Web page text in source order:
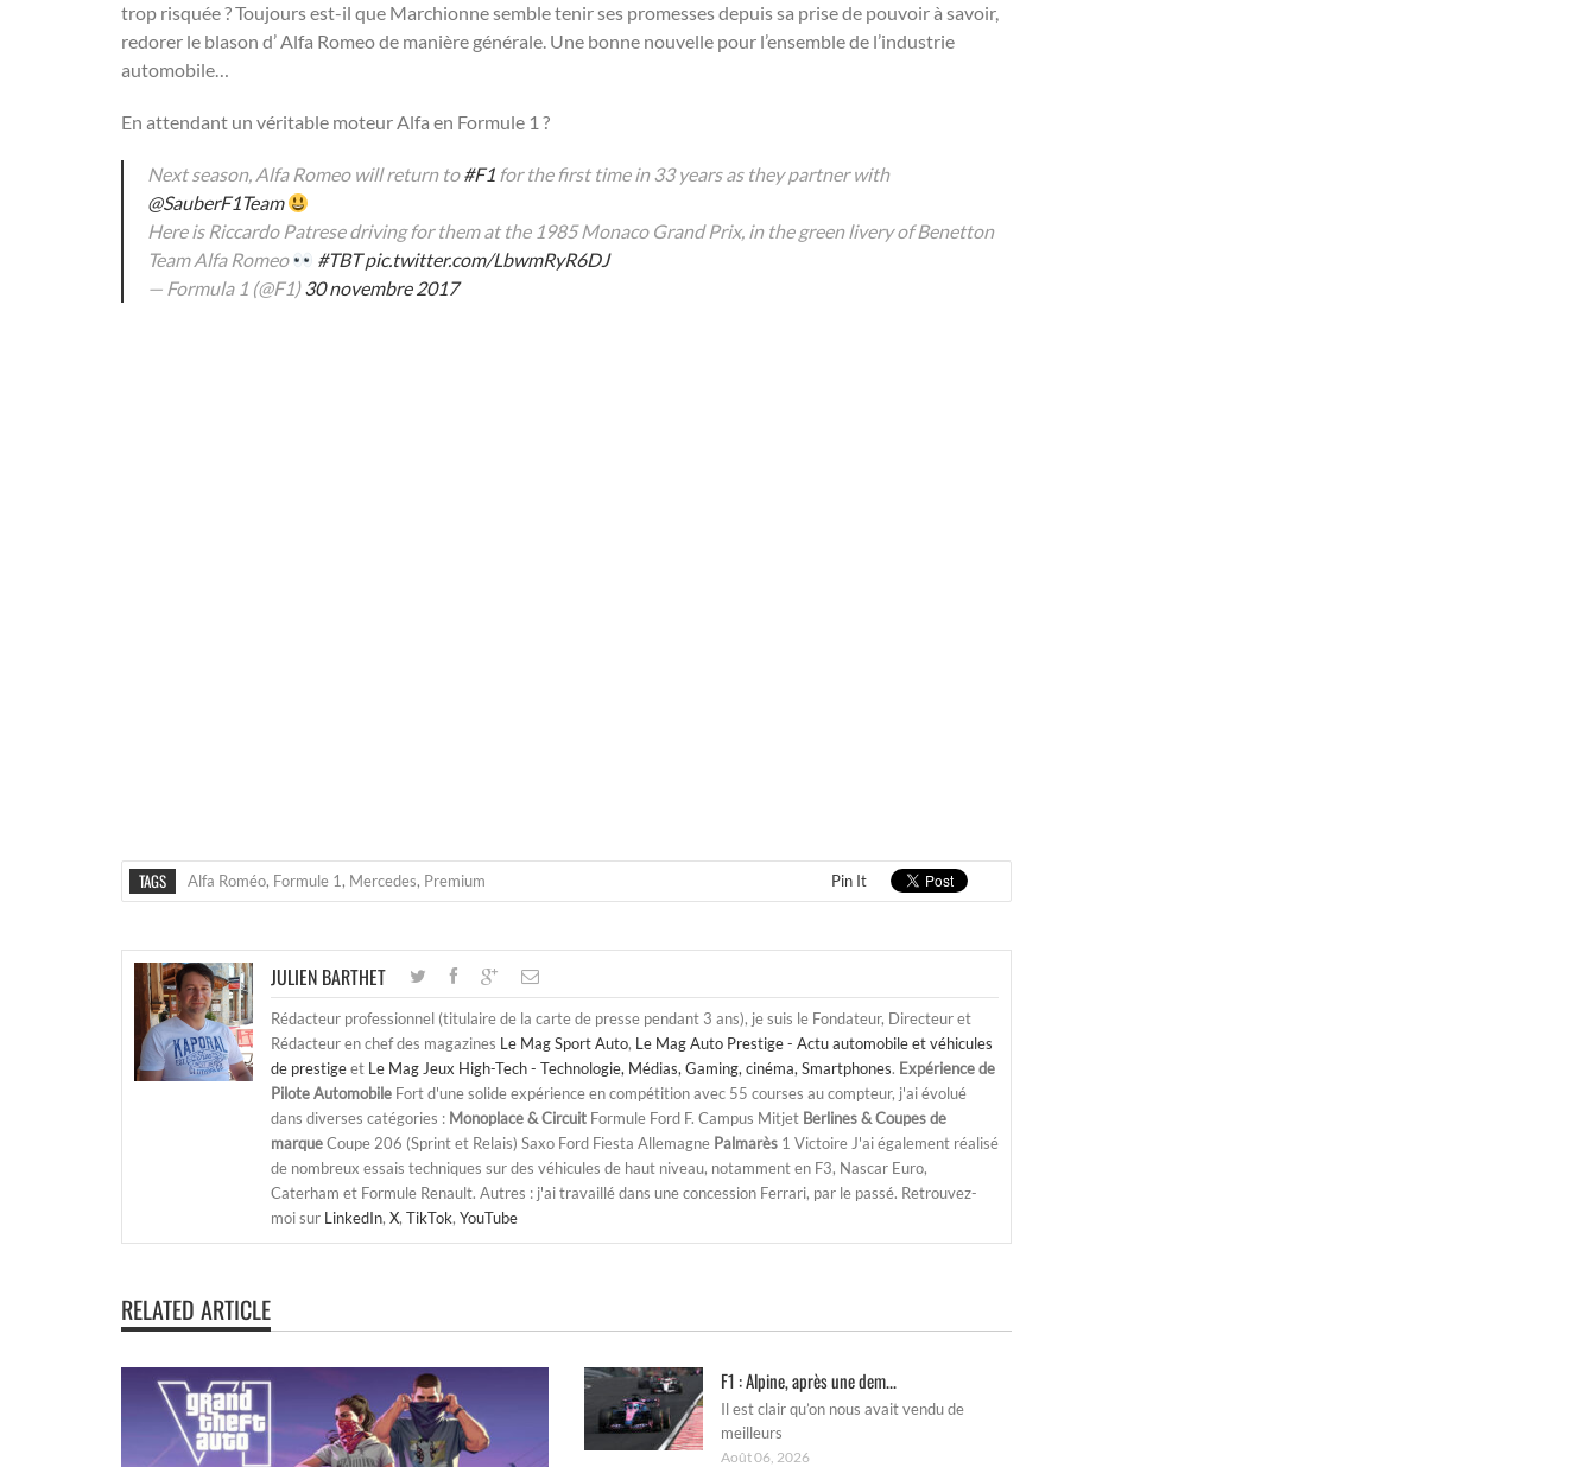
trop risquée ? Toujours est-il que Marchionne semble tenir ses promesses depuis sa prise de pouvoir à savoir,
redorer le blason d’ Alfa Romeo de manière générale. Une bonne nouvelle pour l’ensemble de l’industrie
automobile…
En attendant un véritable moteur Alfa en Formule 1 ?
Next season, Alfa Romeo will return to#F1 for the first time in 33 years as they partner with
@SauberF1Team
Here is Riccardo Patrese driving for them at the 1985 Monaco Grand Prix, in the green livery of Benetton
Team Alfa Romeo
#TBTpic.twitter.com/LbwmRyR6DJ
— Formula 1 (@F1)30 novembre 2017
TAGS Alfa Roméo, Formule 1, Mercedes, Premium Pin It
JULIEN BARTHET
Rédacteur professionnel (titulaire de la carte de presse pendant 3 ans), je suis le Fondateur, Directeur et
Rédacteur en chef des magazines Le Mag Sport Auto, Le Mag Auto Prestige - Actu automobile et véhicules
de prestigeet Le Mag Jeux High-Tech - Technologie, Médias, Gaming, cinéma, Smartphones. Expérience de
Pilote Automobile Fort d'une solide expérience en compétition avec 55 courses au compteur, j'ai évolué
dans diverses catégories : Monoplace & Circuit Formule Ford F. Campus Mitjet Berlines & Coupes de
marqueCoupe 206 (Sprint et Relais) Saxo Ford Fiesta Allemagne Palmarès 1 Victoire J'ai également réalisé
de nombreux essais techniques sur des véhicules de haut niveau, notamment en F3, Nascar Euro,
Caterham et Formule Renault. Autres : j'ai travaillé dans une concession Ferrari, par le passé. Retrouvez-
moi sur LinkedIn, X, TikTok, YouTube
RELATED ARTICLE
F1 : Alpine, après une dem...
Il est clair qu’on nous avait vendu de
meilleurs
Août 06, 2026